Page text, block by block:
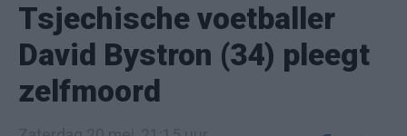
Tsjechische voetballer
David Bystron (34) pleegt
zelfmoord